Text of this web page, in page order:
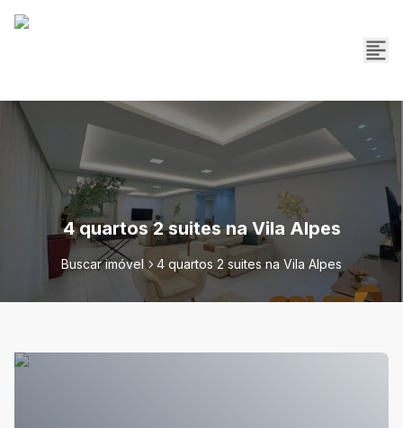
4 quartos 2 suites na Vila Alpes
Buscar imóvel 4 quartos 2 suites na Vila Alpes